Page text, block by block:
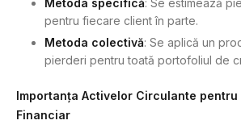
Metoda specifică: Se estimează
pentru fiecare client în parte.
Metoda colectivă: Se aplică un
pierderi pentru toată portofoliul de
Importanța Activelor Circulante pentru
Financiar